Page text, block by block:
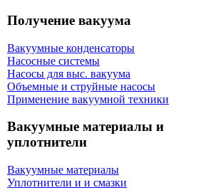
Получение вакуума
Вакуумные конденсаторы
Насосные системы
Насосы для выс. вакуума
Объемные и струйные насосы
Применение вакуумной техники
Вакуумные материалы и
уплотнители
Вакуумные материалы
Уплотнители и и смазки